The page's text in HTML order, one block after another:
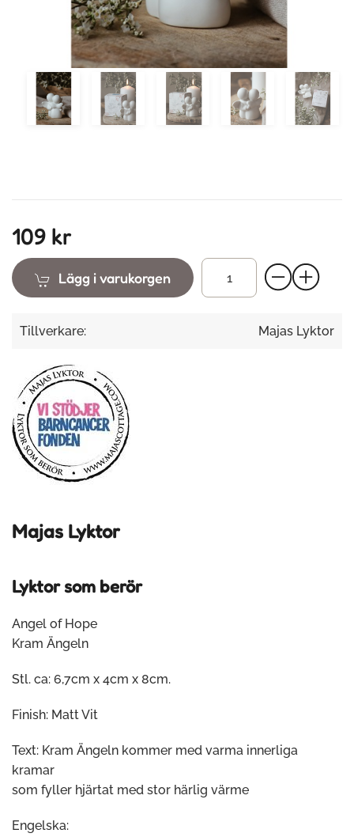
109 kr
Lägg i varukorgen
Tillverkare: Majas Lyktor
Majas Lyktor
Lyktor som berör
Angel of Hope
Kram Ängeln
Stl. ca: 6,7cm x 4cm x 8cm.
Finish: Matt Vit
Text: Kram Ängeln kommer med varma innerliga
kramar
som fyller hjärtat med stor härlig värme
Engelska: